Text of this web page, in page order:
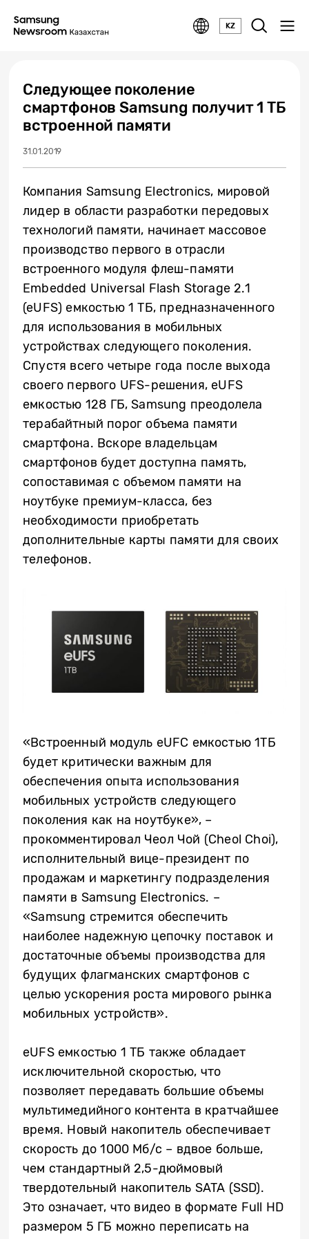
KZ
Следующее поколение
смартфонов Samsung получит 1 ТБ
встроенной памяти
31.01.2019
Компания Samsung Electronics, мировой
лидер в области разработки передовых
технологий памяти, начинает массовое
производство первого в отрасли
встроенного модуля флеш-памяти
Embedded Universal Flash Storage 2.1
(eUFS) емкостью 1 ТБ, предназначенного
для использования в мобильных
устройствах следующего поколения.
Спустя всего четыре года после выхода
своего первого UFS-решения, eUFS
емкостью 128 ГБ, Samsung преодолела
терабайтный порог объема памяти
смартфона. Вскоре владельцам
смартфонов будет доступна память,
сопоставимая с объемом памяти на
ноутбуке премиум-класса, без
необходимости приобретать
дополнительные карты памяти для своих
телефонов.
«Встроенный модуль eUFC емкостью 1ТБ
будет критически важным для
обеспечения опыта использования
мобильных устройств следующего
поколения как на ноутбуке», –
прокомментировал Чеол Чой (Cheol Choi),
исполнительный вице-президент по
продажам и маркетингу подразделения
памяти в Samsung Electronics. –
«Samsung стремится обеспечить
наиболее надежную цепочку поставок и
достаточные объемы производства для
будущих флагманских смартфонов с
целью ускорения роста мирового рынка
мобильных устройств».
eUFS емкостью 1 ТБ также обладает
исключительной скоростью, что
позволяет передавать большие объемы
мультимедийного контента в кратчайшее
время. Новый накопитель обеспечивает
скорость до 1000 Мб/с – вдвое больше,
чем стандартный 2,5-дюймовый
твердотельный накопитель SATA (SSD).
Это означает, что видео в формате Full HD
размером 5 ГБ можно переписать на